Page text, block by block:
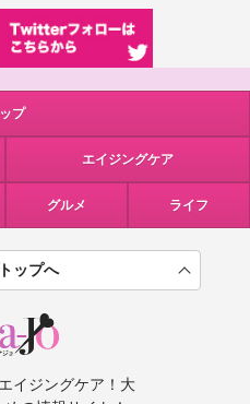
ップ
エイジングケア
グルメ ライフ
ップへ
イジングケア！大